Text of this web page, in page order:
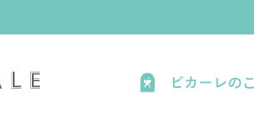
ピカーレの